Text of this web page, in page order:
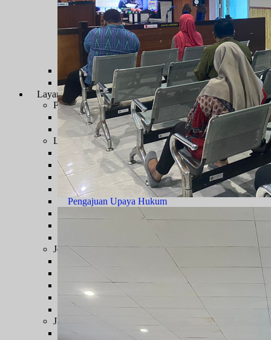
Persyaratan Usulan Kartu Pegawai (KARPEG)
Persyaratan Usulan Tabungan dan Asuransi
Persyaratan Usulan Kartu Suami (KARSU) atau
Persyaratan Usulan Jabatan
Persyaratan Usulan Pensiun Penuh
Surat Keterangan Tidak Pernah Dijatuhi Hukuman
Persyaratan Kenaikan Pangkat
Layanan HukumProsedur Layanan
Prodeo & Bantuan Hukum
Prodeo - Berperkara Gratis
Pos Bantuan Hukum
Layanan Perkara
Panjar Biaya Perkara
Tarif PNBP
Pengajuan Gugatan
Pengajuan Permohonan
Pengajuan Upaya Hukum
Pendaftaran Surat Kuasa
Pengembalian Sisa Panjar
Jenis Kewenangan
Sengketa TUN
Sengketa Informasi
Sengketa PTbPuKu
Sengketa Proses Pemilu
JDIH
JDIH Mahkamah Agung